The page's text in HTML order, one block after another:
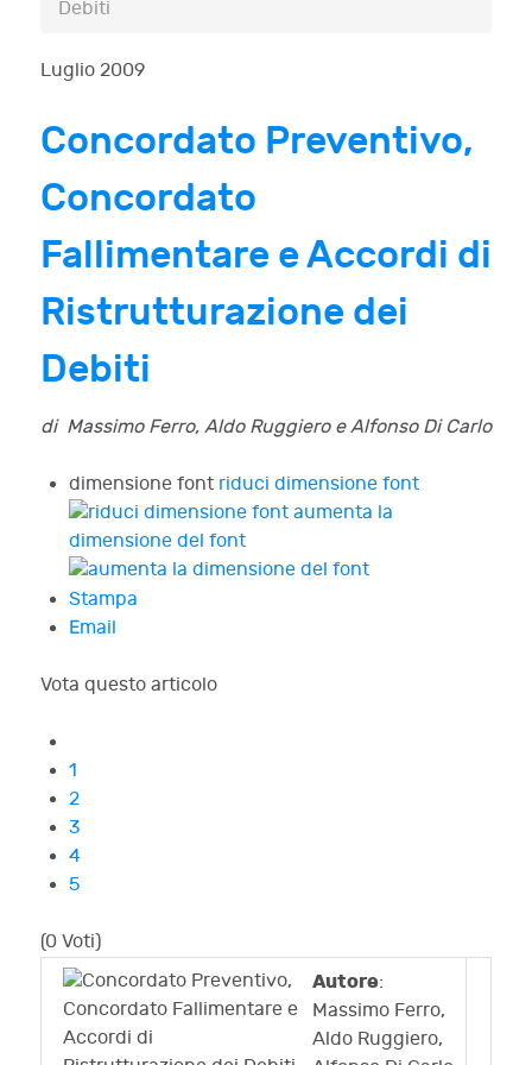
Debiti
Luglio 2009
Concordato Preventivo,
Concordato
Fallimentare e Accordi di
Ristrutturazione dei
Debiti
di Massimo Ferro, Aldo Ruggiero e Alfonso Di Carlo
dimensione font riduci dimensione font
aumenta la
dimensione del font
Stampa
Email
Vota questo articolo
1
2
3
4
5
(0 Voti)
Autore:
Massimo Ferro,
Aldo Ruggiero,